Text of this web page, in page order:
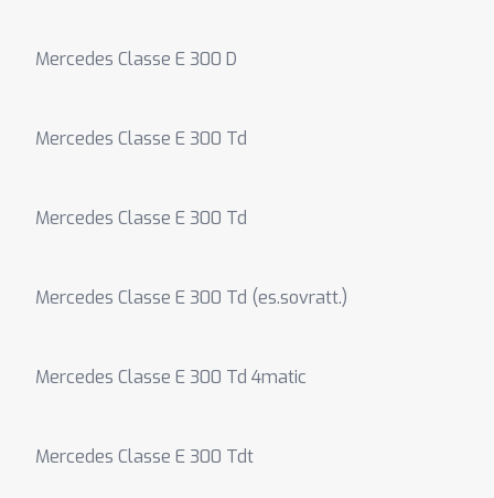
Mercedes Classe E 300 D
Mercedes Classe E 300 Td
Mercedes Classe E 300 Td
Mercedes Classe E 300 Td (es.sovratt.)
Mercedes Classe E 300 Td 4matic
Mercedes Classe E 300 Tdt